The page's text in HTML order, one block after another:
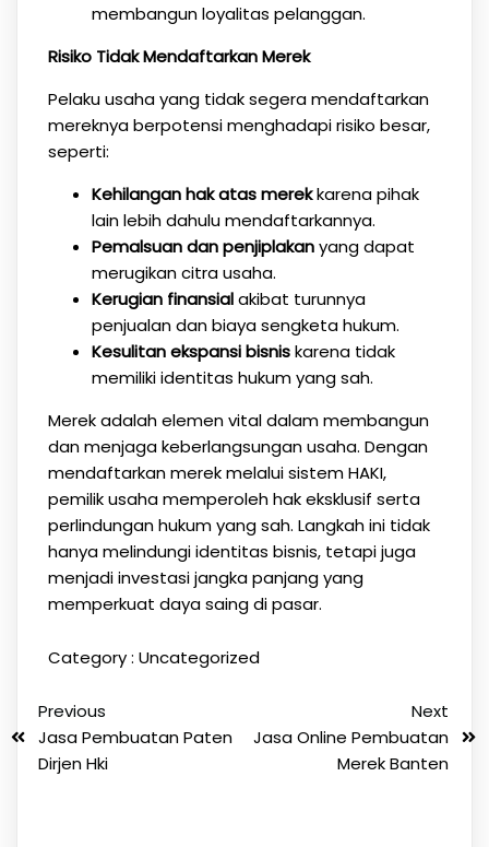
membangun loyalitas pelanggan.
Risiko Tidak Mendaftarkan Merek
Pelaku usaha yang tidak segera mendaftarkan
mereknya berpotensi menghadapi risiko besar,
seperti:
Kehilangan hak atas merekkarena pihak
lain lebih dahulu mendaftarkannya.
Pemalsuan dan penjiplakanyang dapat
merugikan citra usaha.
Kerugian finansialakibat turunnya
penjualan dan biaya sengketa hukum.
Kesulitan ekspansi bisniskarena tidak
memiliki identitas hukum yang sah.
Merek adalah elemen vital dalam membangun
dan menjaga keberlangsungan usaha. Dengan
mendaftarkan merek melalui sistem HAKI,
pemilik usaha memperoleh hak eksklusif serta
perlindungan hukum yang sah. Langkah ini tidak
hanya melindungi identitas bisnis, tetapi juga
menjadi investasi jangka panjang yang
memperkuat daya saing di pasar.
Category : Uncategorized
Previous
Jasa Pembuatan Paten
Dirjen Hki
Next
Jasa Online Pembuatan
Merek Banten